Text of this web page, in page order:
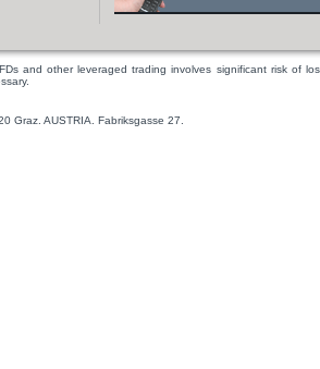
and other leveraged trading involves significant risk of
Graz. AUSTRIA. Fabriksgasse 27.